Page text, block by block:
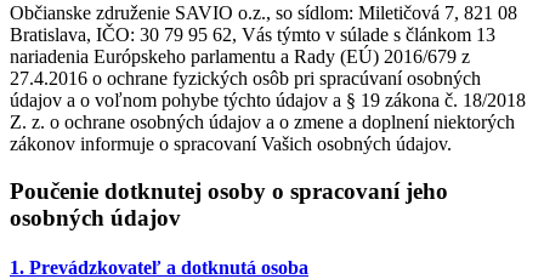
Občianske združenie SAVIO o.z., so sídlom: Miletičová 7, 821 08
Bratislava, IČO: 30 79 95 62, Vás týmto v súlade s článkom 13
nariadenia Európskeho parlamentu a Rady (EÚ) 2016/679 z
27.4.2016 o ochrane fyzických osôb pri spracúvaní osobných
údajov a o voľnom pohybe týchto údajov a § 19 zákona č. 18/2018
Z. z. o ochrane osobných údajov a o zmene a doplnení niektorých
zákonov informuje o spracovaní Vašich osobných údajov.
Poučenie dotknutej osoby o spracovaní jeho
osobných údajov
1. Prevádzkovateľ a dotknutá osoba